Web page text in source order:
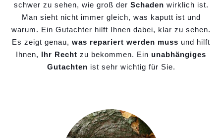
schwer zu sehen, wie groß der Schaden wirklich ist.
Man sieht nicht immer gleich, was kaputt ist und
warum. Ein Gutachter hilft Ihnen dabei, klar zu sehen.
Es zeigt genau, was repariert werden muss und hilft
Ihnen, Ihr Recht zu bekommen. Ein unabhängiges
Gutachten ist sehr wichtig für Sie.